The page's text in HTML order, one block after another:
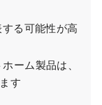
る可能性が高
ーム製品は、
す